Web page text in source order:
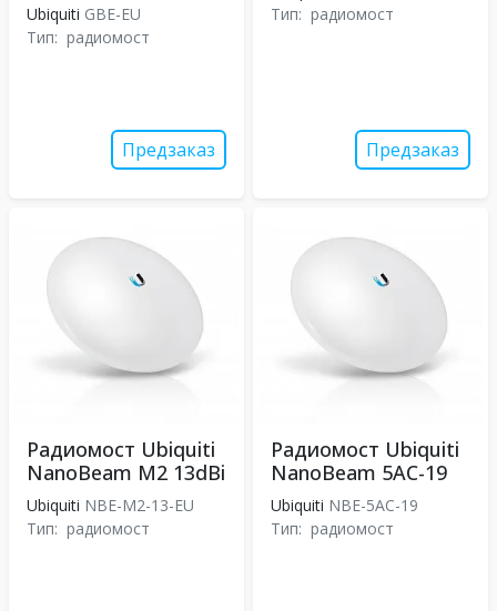
Ubiquiti GBE-EU
Тип: радиомост
Предзаказ
Тип: радиомост
Предзаказ
Радиомост Ubiquiti
NanoBeam M2 13dBi
Ubiquiti NBE-M2-13-EU
Тип: радиомост
Радиомост Ubiquiti
NanoBeam 5AC-19
Ubiquiti NBE-5AC-19
Тип: радиомост